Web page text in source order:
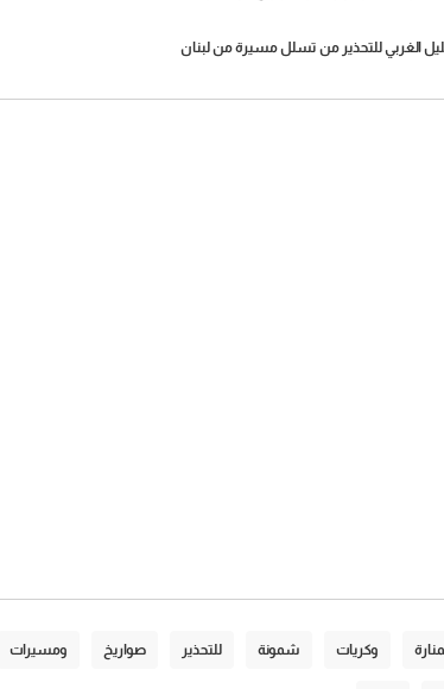
الغربي للتحذير من تسلل مسيرة من لبنان
وكريات شمونة للتحذير صواريخ ومسيرات